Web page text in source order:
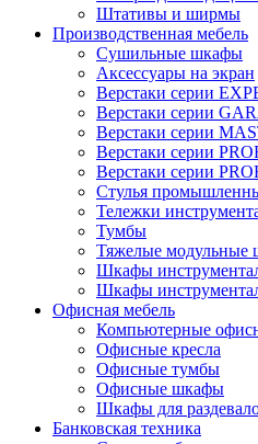
Штативы и ширмы
Производственная мебель
Cушильные шкафы
Аксессуары на экран
Верстаки серии
Верстаки серии
Верстаки серии
Верстаки серии
Верстаки серии
Стулья
Тележки
Тумбы
Тяжелые
Шкафы
Шкафы
Офисная мебель
Компьютерные
Офисные кресла
Офисные тумбы
Офисные шкафы
Шкафы для
Банковская техника